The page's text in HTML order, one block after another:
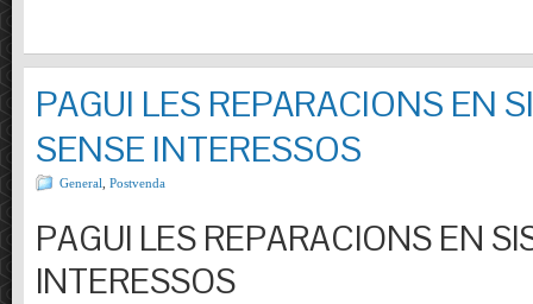
PAGUI LES REPARACIONS EN
SENSE INTERESSOS
General Postvenda
PAGUI LES REPARACIONS EN
INTERESSOS